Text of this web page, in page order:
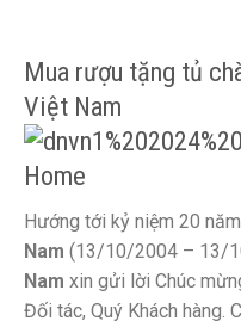
Mua rượu tặng tủ
Việt Nam
Hướng tới kỷ niệm 20
Nam (13/10/2004 – 13/
Nam xin gửi lời Chúc
Đối tác, Quý Khách hàng.